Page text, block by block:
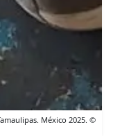
México 2025. ©